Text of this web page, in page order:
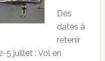
Des
dates à
retenir
5 juillet : Vol en